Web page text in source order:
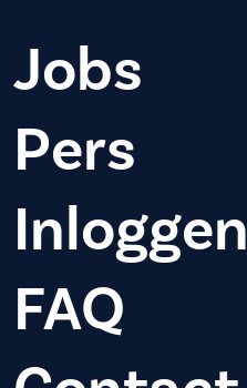
Jobs
Pers
Inloggen
FAQ